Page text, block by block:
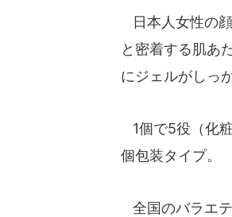
日本人女性の
と密着する肌あ
にジェルがしっ
1個で5役（化
個包装タイプ。
全国のバラエ